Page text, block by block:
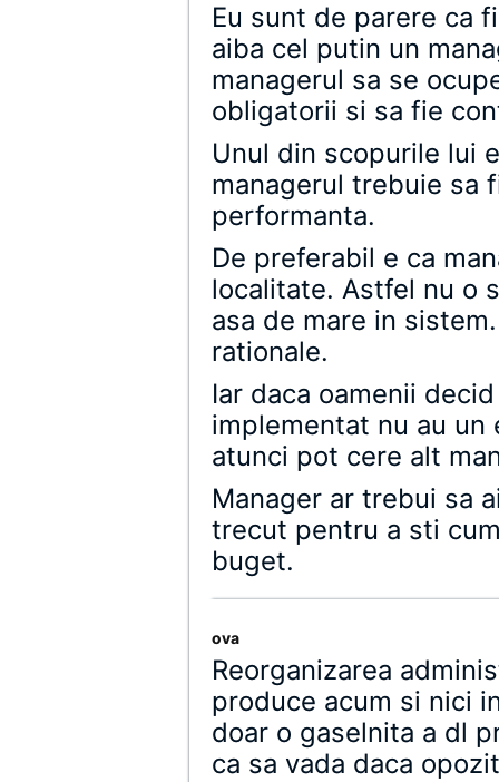
Eu sunt de parere ca
aiba cel putin un
managerul sa se
obligatorii si sa fie
Unul din scopurile lui
managerul trebuie sa
performanta.
De preferabil e ca
localitate. Astfel nu o
asa de mare in
rationale.
Iar daca oamenii
implementat nu au
atunci pot cere alt
Manager ar trebui sa
trecut pentru a sti
buget.
ova
Reorganizarea
produce acum si nici
doar o gaselnita a dl
ca sa vada daca